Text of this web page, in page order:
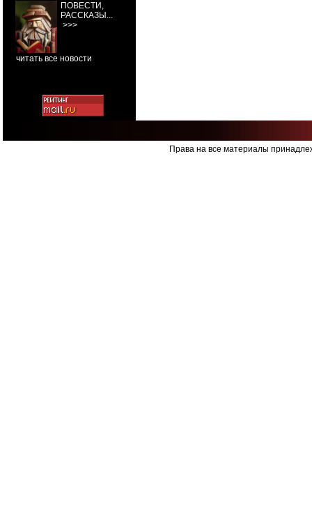
ПОВЕСТИ,
РАССКАЗЫ...
>>>
читать все новости
Права на все материалы